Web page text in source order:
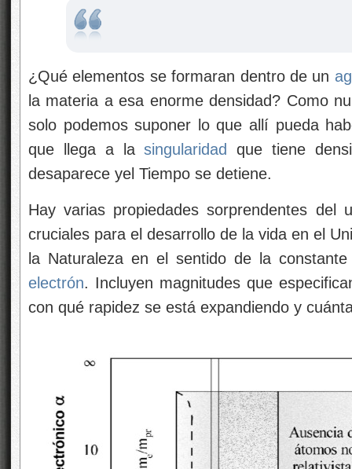
¿Qué elementos se formaran dentro de un
la materia a esa enorme densidad? Como
solo podemos suponer lo que allí pueda
que llega a lasingularidad
que tiene
desaparece yel Tiempo se detiene.
Hay varias propiedades sorprendentes del
cruciales para el desarrollo de la vida en el
la Naturaleza en el sentido de la
electrón. Incluyen magnitudes que
con qué rapidez se está expandiendo y